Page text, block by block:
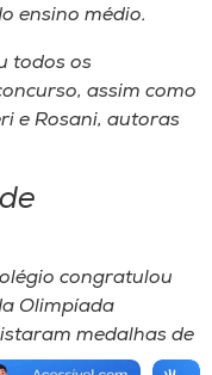
ensino médio.
todos os
assim como
e Rosani, autoras
congratulou
Olimpíada
medalhas de